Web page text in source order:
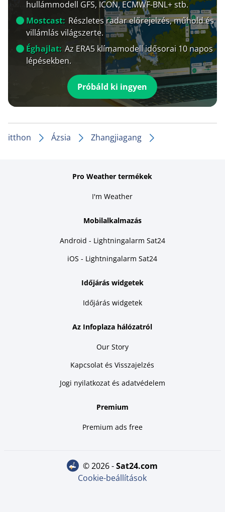
hullámmodell GFS, ICON, ECMWF-BNL+ stb.
Mostcast: Részletes radar előrejelzés, műhold és
villámlás világszerte.
Éghajlat: Az ERA5 klímamodell idősorai 10 napos
lépésekben.
Próbáld ki ingyen
itthon Ázsia Zhangjiagang
Pro Weather termékek
I'm Weather
Mobilalkalmazás
Android - Lightningalarm Sat24
iOS - Lightningalarm Sat24
Időjárás widgetek
Időjárás widgetek
Az Infoplaza hálózatról
Our Story
Kapcsolat és Visszajelzés
Jogi nyilatkozat és adatvédelem
Premium
Premium ads free
© 2026 - sat24.com
Cookie-beállítások